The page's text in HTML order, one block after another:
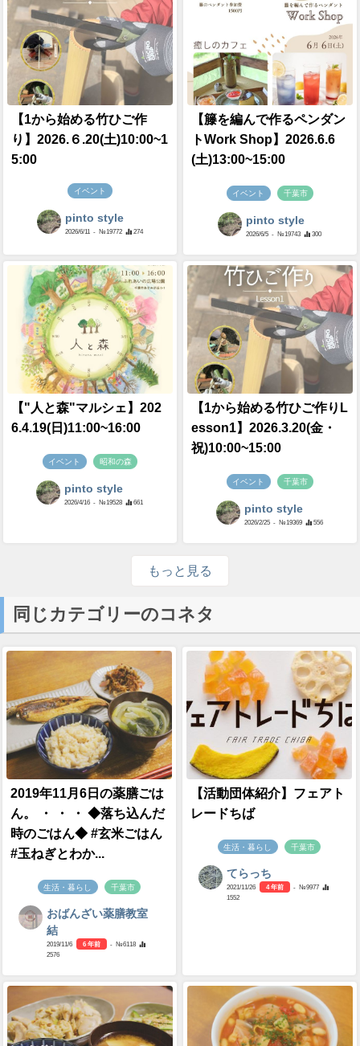
【1から始める竹ひご作
り】2026.６.20(土)10:00~1
5:00
イベント
pinto style
2026/6/11 - №19772 274
【籐を編んで作るペンダン
トWork Shop】2026.6.6
(土)13:00~15:00
イベント 千葉市
pinto style
2026/6/5 - №19743 300
【"人と森"マルシェ】202
6.4.19(日)11:00~16:00
イベント 昭和の森
pinto style
2026/4/16 - №19528 661
【1から始める竹ひご作りL
esson1】2026.3.20(金・
祝)10:00~15:00
イベント 千葉市
pinto style
2026/2/25 - №19369 556
もっと見る
同じカテゴリーのコネタ
2019年11月6日の薬膳ごは
ん。 ・ ・ ・ ◆落ち込んだ
時のごはん◆ #玄米ごはん
#玉ねぎとわか...
生活・暮らし 千葉市
おばんざい薬膳教室
結
2019/11/6 6 年前
- №6118
2576
【活動団体紹介】フェアト
レードちば
生活・暮らし 千葉市
てらっち
2021/11/26 4 年前
- №9977
1552